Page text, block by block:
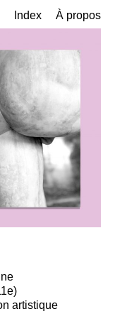
Index À propos
artistique